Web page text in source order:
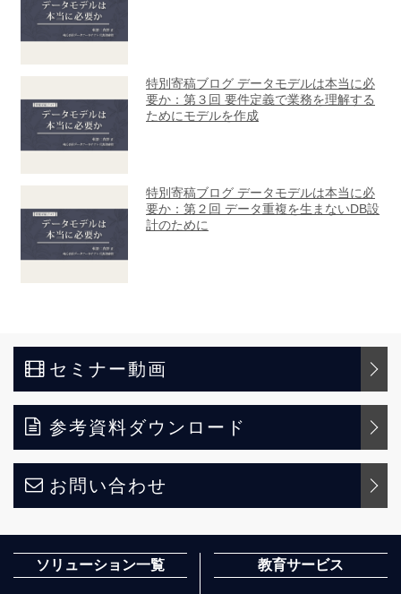
セミナー動画
参考資料ダウンロード
お問い合わせ
ソリューション一覧 教育サービス